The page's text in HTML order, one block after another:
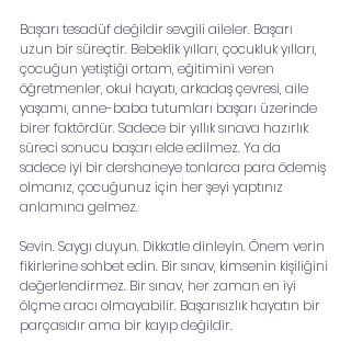
Başarı tesadüf değildir sevgili aileler. Başarı
uzun bir süreçtir. Bebeklik yılları, çocukluk yılları,
çocuğun yetiştiği ortam, eğitimini veren
öğretmenler, okul hayatı, arkadaş çevresi, aile
yaşamı, anne-baba tutumları başarı üzerinde
birer faktördür. Sadece bir yıllık sınava hazırlık
süreci sonucu başarı elde edilmez. Ya da
sadece iyi bir dershaneye tonlarca para ödemiş
olmanız, çocuğunuz için her şeyi yaptınız
anlamına gelmez.
Sevin. Saygı duyun. Dikkatle dinleyin. Önem verin
fikirlerine sohbet edin. Bir sınav, kimsenin kişiliğini
değerlendirmez. Bir sınav, her zaman en iyi
ölçme aracı olmayabilir. Başarısızlık hayatın bir
parçasıdır ama bir kayıp değildir.